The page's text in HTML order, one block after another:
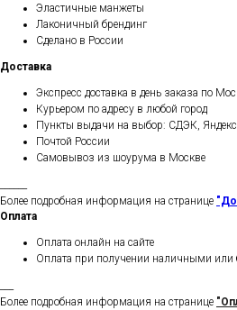
Эластичные манжеты
Лаконичный брендинг
Сделано в России
Доставка
Экспресс доставка в день заказа по
Курьером по адресу в любой город
Пункты выдачи на выбор: СДЭК, Яндекс
Почтой России
Самовывоз из шоурума в Москве
Более подробная информация на странице
Оплата
Оплата онлайн на сайте
Оплата при получении наличными или
Более подробная информация на странице